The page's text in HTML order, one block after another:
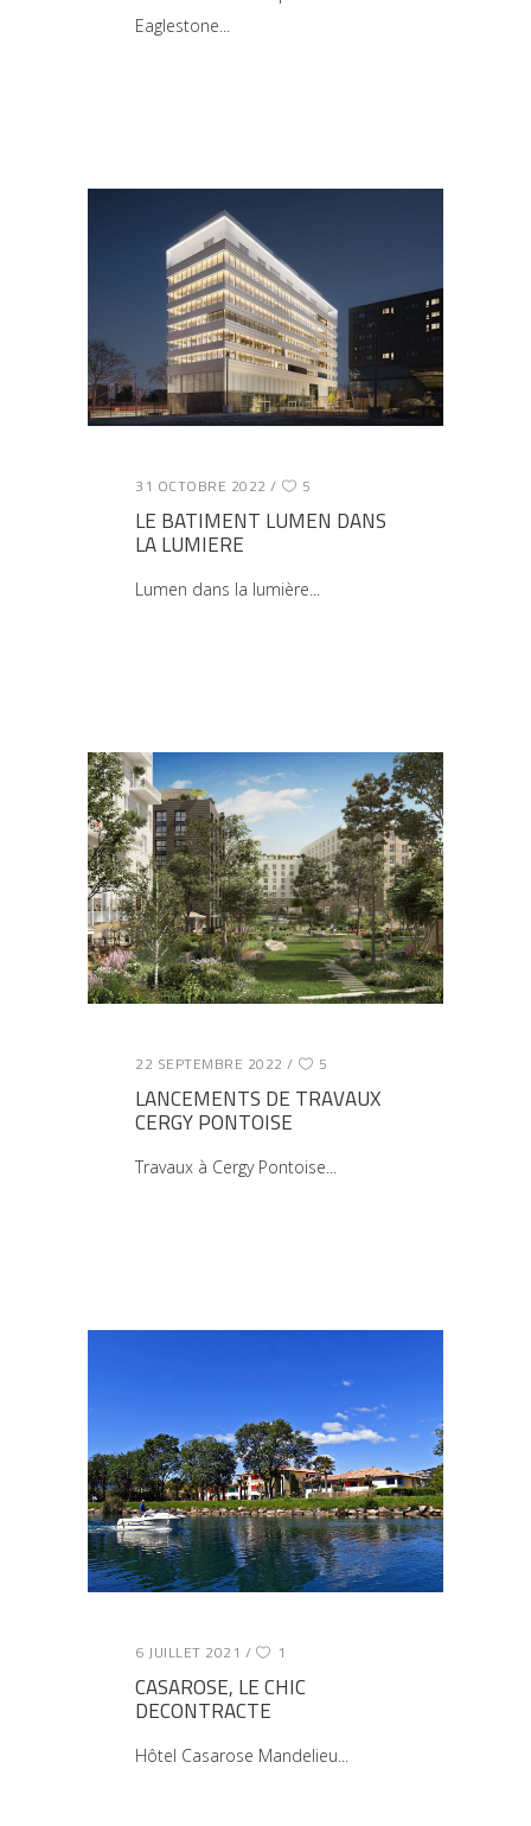
Eaglestone
31 OCTOBRE 2022 5
LE BATIMENT LUMEN DANS
LA LUMIERE
Lumen dans la lumière
22 SEPTEMBRE 2022 5
LANCEMENTS DE TRAVAUX
CERGY PONTOISE
Travaux à Cergy Pontoise
6 JUILLET 2021 1
CASAROSE, LE CHIC
DECONTRACTE
Hôtel Casarose Mandelieu